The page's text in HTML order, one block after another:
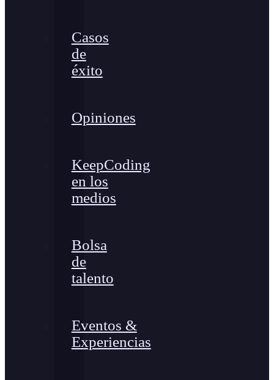
Casos
de
éxito
Opiniones
KeepCoding
en los
medios
Bolsa
de
talento
Eventos &
Experiencias